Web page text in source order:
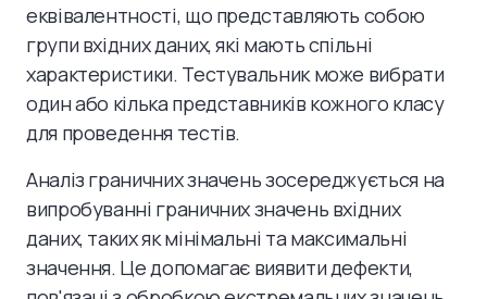
еквівалентності, що представляють собою
групи вхідних даних, які мають спільні
характеристики. Тестувальник може вибрати
один або кілька представників кожного класу
для проведення тестів.
Аналіз граничних значень зосереджується на
випробуванні граничних значень вхідних
даних, таких як мінімальні та максимальні
значення. Це допомагає виявити дефекти,